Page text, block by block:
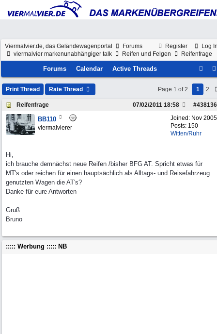
Register Log
Viermalvier.de, das Geländewagenportal
Forums
viermalvier markenunabhängiger talk
Reifen und Felgen Reifenfrage
Forums Calendar Active Threads
Print Thread Rate Thread Page 1 of 2 1 2
Reifenfrage #438136
07/02/2011 18:58
Joined: Nov 2005
Posts: 150
Witten/Ruhr
BB110
viermalvierer
Hi,
ich brauche demnächst neue Reifen /bisher BFG AT. Spricht etwas für
MT's oder reichen für einen hauptsächlich als Alltags- und Reisefahrzeug
genutzten Wagen die AT's?
Danke für eure Antworten
Gruß
Bruno
::::: Werbung ::::: NB